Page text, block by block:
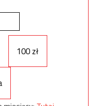
100 zł